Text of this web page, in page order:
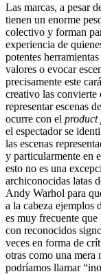
Las marcas, a pesar
tienen un enorme
colectivo y forman
experiencia de
potentes
valores o evocar
precisamente este
creativo las convierte
representar escenas
ocurre con el product
el espectador se
las escenas
y particularmente en
esto no es una
archiconocidas latas
Andy Warhol para
a la cabeza ejemplos
es muy frecuente
con reconocidos
veces en forma de
otras como una mera
podríamos llamar